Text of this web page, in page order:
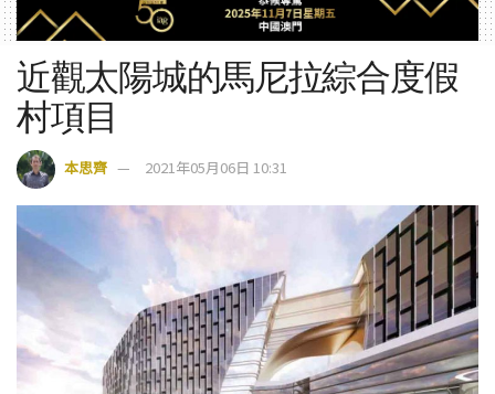
近觀太陽城的馬尼拉綜合度假
村項目
本思齊 2021年05月06日 10:31